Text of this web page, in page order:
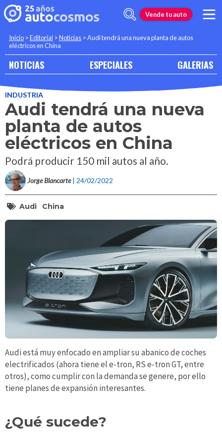
Vende tu auto
Inicio >Editorial >Noticias >Audi tendrá una nueva planta de autos
eléctricos en China
NOTICIAS ESPECIALES GALERIAS
INDUSTRIA
Audi tendrá una nueva
planta de autos
eléctricos en China
Podrá producir 150 mil autos al año.
Jorge Blancarte | 24/02/2022
Audi China
Audi está muy enfocado en ampliar su abanico de coches
electrificados (ahora tiene el e-tron, RS e-tron GT, entre
otros), como cumplir con la demanda se genere, por ello
tiene planes de expansión interesantes.
¿Qué sucede?